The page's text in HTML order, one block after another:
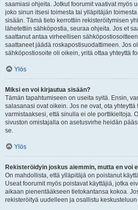
saamiasi ohjeita. Jotkut foorumit vaativat myös
joko sinun itsesi toimesta tai ylläpitäjän
sisään. Tämä tieto kerrottiin rekisteröitymisen
lähetettiin sähköpostia, seuraa ohjeita. Jos et
saattanut antaa virheellisen
saattaneet jäädä roskapostisuodattimeen. Jos
sähköpostiosoite oli oikein, yritä ottaa yhteyttä
Ylös
Miksi en voi kirjautua sisään?
Tämän tapahtumiseen on useita syitä. Ensin,
salasanasi ovat oikein. Jos ne ovat, ota
varmistaaksesi, että sinulla ei ole porttikieltoja.
sivuston omistajalla on asetusvirhe heidän
se.
Ylös
Rekisteröidyin joskus aiemmin, mutta en voi
On mahdollista, että ylläpitäjä on poistanut
Useat foorumit myös poistavat käyttäjiä, jotka
aikaan pienentääkseen tietokantansa kokoa.
rekisteröityä uudelleen ja osallistu